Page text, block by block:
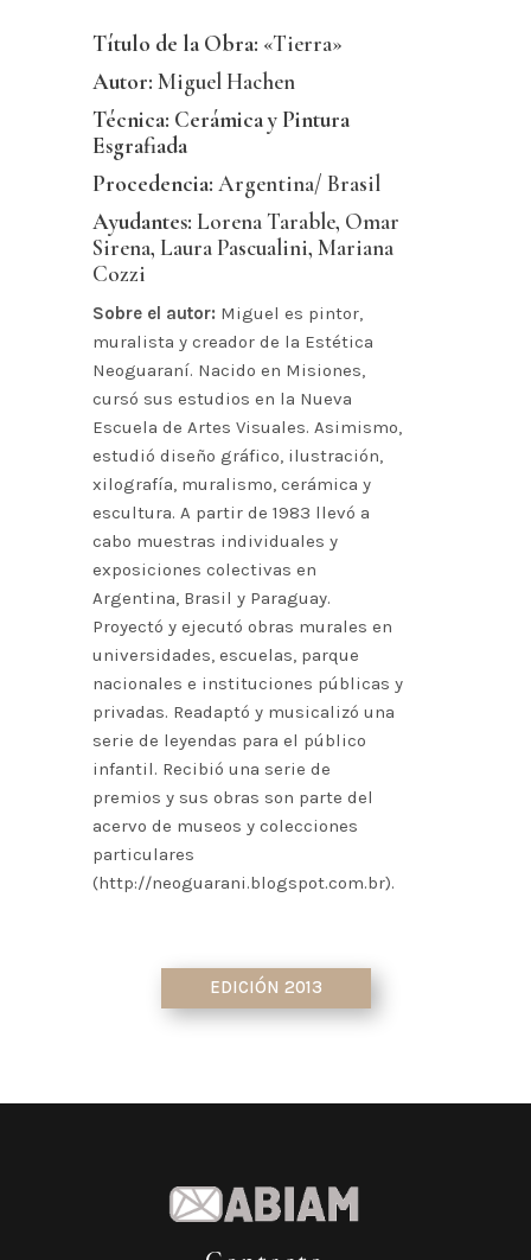
Título de la Obra: «Tierra»
Autor: Miguel Hachen
Técnica: Cerámica y Pintura
Esgrafiada
Procedencia:Argentina/ Brasil
Ayudantes: Lorena Tarable, Omar
Sirena, Laura Pascualini, Mariana
Cozzi
Sobre el autor: Miguel es pintor,
muralista y creador de la Estética
Neoguaraní. Nacido en Misiones,
cursó sus estudios en la Nueva
Escuela de Artes Visuales. Asimismo,
estudió diseño gráfico, ilustración,
xilografía, muralismo, cerámica y
escultura. A partir de 1983 llevó a
cabo muestras individuales y
exposiciones colectivas en
Argentina, Brasil y Paraguay.
Proyectó y ejecutó obras murales en
universidades, escuelas, parque
nacionales e instituciones públicas y
privadas. Readaptó y musicalizó una
serie de leyendas para el público
infantil. Recibió una serie de
premios y sus obras son parte del
acervo de museos y colecciones
particulares
(http://neoguarani.blogspot.com.br).
EDICIÓN 2013